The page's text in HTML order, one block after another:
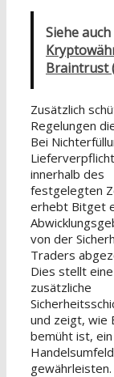
Siehe auch
Braintrust
Zusätzlich
Regelungen
Bei
innerhalb des
festgelegten
erhebt Bitget
von der
Traders
Dies stellt eine
zusätzliche
und zeigt, wie
bemüht ist,
gewährleisten.